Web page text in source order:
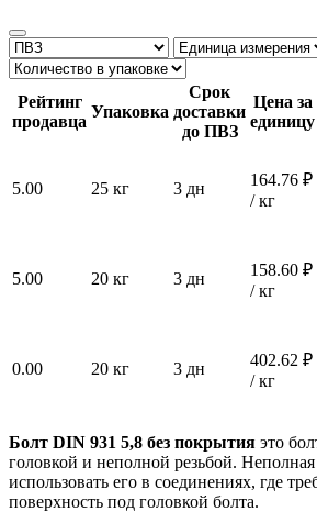
Рейтинг
продавца
Упаковка
Срок
доставки
до ПВЗ
Цена за
единицу
5.00 25 кг 3 дн 164.76 ₽
/ кг
5.00 20 кг 3 дн 158.60 ₽
/ кг
0.00 20 кг 3 дн 402.62 ₽
/ кг
Болт DIN 931 5,8 без покрытия это
головкой и неполной резьбой. Неполная
использовать его в соединениях, где
поверхность под головкой болта.